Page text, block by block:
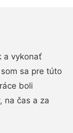
a vykonať
sa pre túto
boli
na čas a za